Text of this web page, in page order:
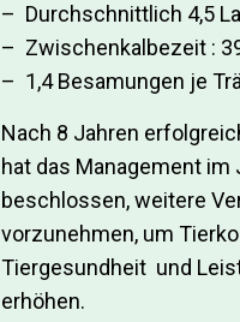
– Durchschnittlich 4,5
– Zwischenkalbezeit :
– 1,4 Besamungen je
Nach 8 Jahren
hat das Management im
beschlossen, weitere
vorzunehmen, um
Tiergesundheit und
erhöhen.